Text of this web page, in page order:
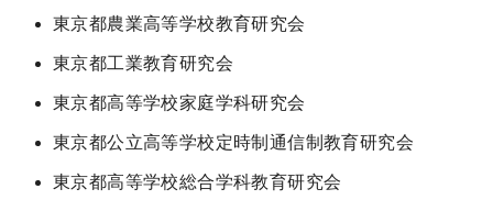
東京都農業高等学校教育研究会
東京都工業教育研究会
東京都高等学校家庭学科研究会
東京都公立高等学校定時制通信制教育研究会
東京都高等学校総合学科教育研究会